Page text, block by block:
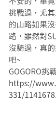
挑戰過，尤
的山路如果
路，雖然對
沒騎過，真
吧~
GOGORO挑
https://
331/